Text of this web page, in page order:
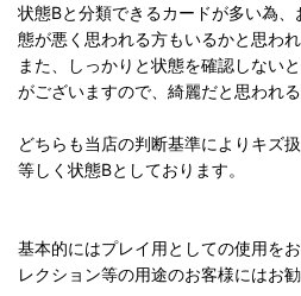
状態Bと分類できるカードが多い為
態が悪く思われる方もいるかと思われ
また、しっかりと状態を確認しない
がございますので、綺麗だと思われ
どちらも当店の判断基準によりキズ
等しく状態Bとしております。
基本的にはプレイ用としての使用を
レクション等の用途のお客様にはお勧